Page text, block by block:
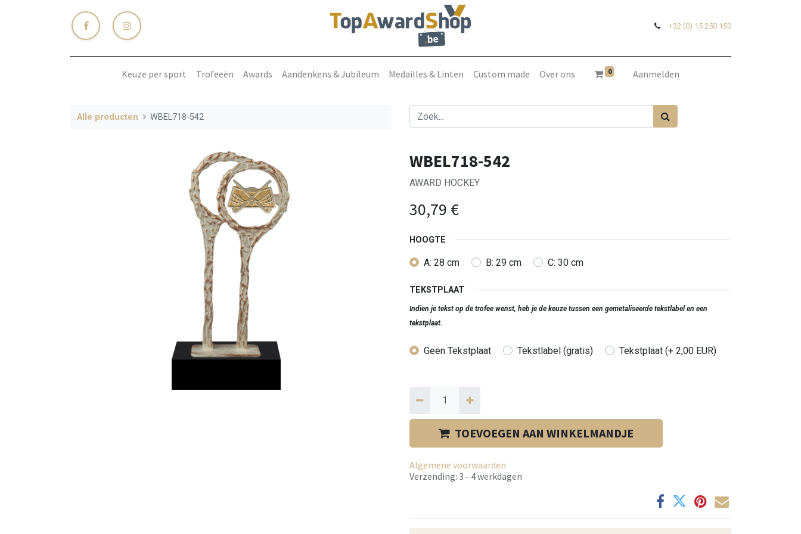
+32 (0) 15 250 150
Keuze per sport Trofeeën Awards Aandenkens & Jubileum Medailles & Linten Custom made Over ons 0 Aanmelden
Alle producten WBEL718-542
WBEL718-542
AWARD HOCKEY
30,79 €
HOOGTE
A: 28 cm B: 29 cm C: 30 cm
TEKSTPLAAT
Indien je tekst op de trofee wenst, heb je de keuze tussen een gemetaliseerde tekstlabel en een
tekstplaat.
Geen Tekstplaat Tekstlabel (gratis) Tekstplaat (+ 2,00 EUR)
TOEVOEGEN AAN WINKELMANDJE
Algemene voorwaarden
Verzending: 3 - 4 werkdagen